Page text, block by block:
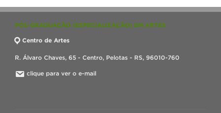
PÓS-GRADUAÇÃO (ESPECIALIZAÇÃO) EM ARTES
Centro de Artes
R. Álvaro Chaves, 65 - Centro, Pelotas - RS, 96010-760
clique para ver o e-mail